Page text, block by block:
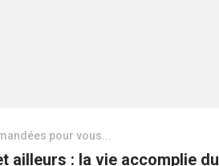
pour vous...
ailleurs : la vie accomplie du